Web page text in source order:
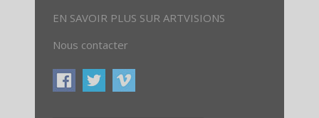
EN SAVOIR PLUS SUR ARTVISIONS
Nous contacter